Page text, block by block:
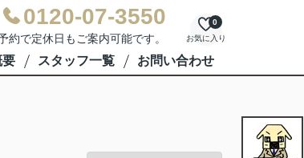
0120-07-3550
で定休日もご案内可能です。 お気に入り
0
スタッフ一覧 お問い合わせ